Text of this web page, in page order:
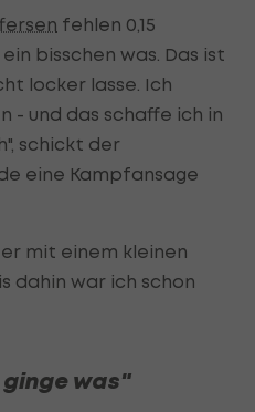
fehlen 0,15
bisschen was. Das ist
locker lasse. Ich
- und das schaffe ich in
schickt der
eine Kampfansage
mit einem kleinen
dahin war ich schon
was"